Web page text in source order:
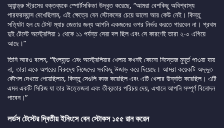
অ্যান্ড্রু স্ট্রসের বক্তব্যকে স্পোর্টসকিডা উদ্ধৃত করেছে, “আমরা বেশকিছু অবিশ্বাস্য
পারফরম্যান্স দেখেছিলাম, এই ক্ষেত্রে বেন স্টোকসের চেয়ে ভালো আর কেউ নেই। কিন্তু
সত্যিটা হল যে টেস্ট ম্যাচ জেতার জন্য আপনি একজনের ওপর নির্ভর করতে পারবেন না। প্রথম
দুই টেস্টে অস্ট্রেলিয়া ১ থেকে ১১ পর্যন্ত সেরা দল ছিল এবং সে কারণেই তারা ২-০ এগিয়ে
আছে।”
তিনি আরও বলেন, “ইংল্যান্ড এবং অস্ট্রেলিয়ার খেলায় কখনই কোনো নিস্তেজ মুহূর্ত পাওয়া যায়
না, তারা একে অপরের বিরুদ্ধে নিজেদের সবকিছু উজাড় করে দিয়েছে। আমরা কয়েকটি অদ্ভুত
কৌশল দেখতে পেয়েছিলাম, কিন্তু সেগুলি কাজ করেছিল এবং এটি খেলার উন্নতি করেছিল। এটি
এমন একটি সিরিজ যা তার উত্তেজনা এবং তীব্রতার পরিচয় দেয়, এখানে আপনি সম্পূর্ণ বিনোদন
পাবেন।”
লর্ডস টেস্টের দ্বিতীয় ইনিংসে বেন স্টোকস ১৫৫ রান করেন